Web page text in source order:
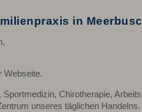
in
Webseite.
Chirotherapie,
unseres täglichen Handelns.